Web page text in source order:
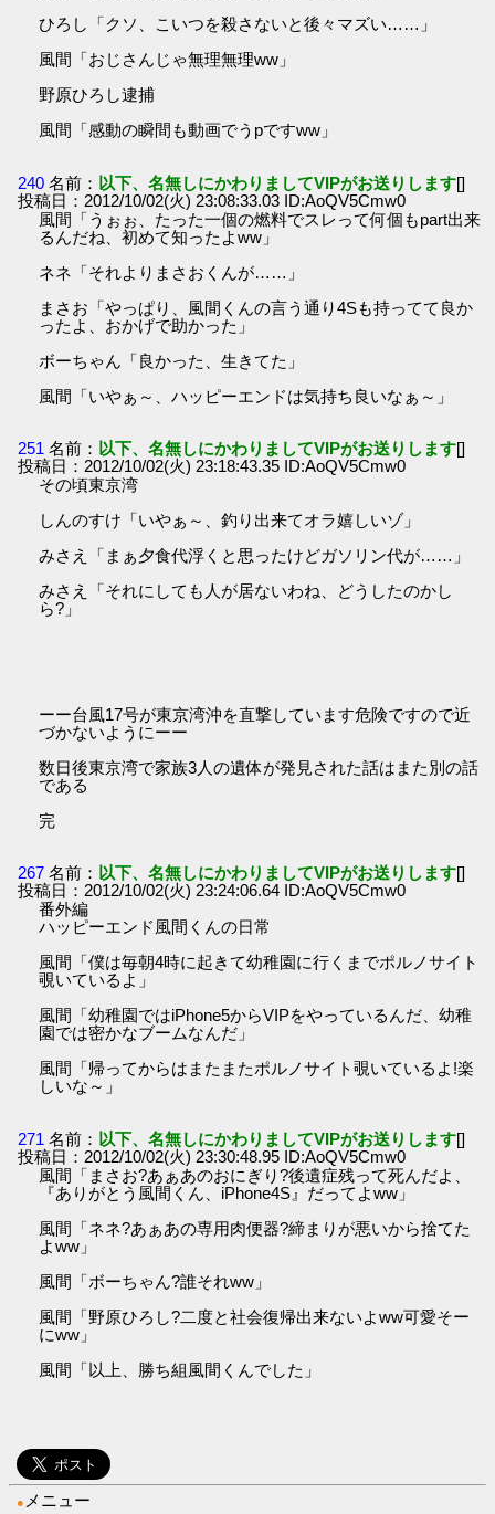
ひろし「クソ、こいつを殺さないと後々マズい……」
風間「おじさんじゃ無理無理ww」
野原ひろし逮捕
風間「感動の瞬間も動画でうpですww」
240 名前： 以下、名無しにかわりましてVIPがお送りします[]
投稿日：2012/10/02(火) 23:08:33.03 ID:AoQV5Cmw0
風間「うぉぉ、たった一個の燃料でスレって何個もpart出来
るんだね、初めて知ったよww」
ネネ「それよりまさおくんが……」
まさお「やっぱり、風間くんの言う通り4Sも持ってて良か
ったよ、おかげで助かった」
ボーちゃん「良かった、生きてた」
風間「いやぁ～、ハッピーエンドは気持ち良いなぁ～」
251 名前： 以下、名無しにかわりましてVIPがお送りします[]
投稿日：2012/10/02(火) 23:18:43.35 ID:AoQV5Cmw0
その頃東京湾
しんのすけ「いやぁ～、釣り出来てオラ嬉しいゾ」
みさえ「まぁ夕食代浮くと思ったけどガソリン代が……」
みさえ「それにしても人が居ないわね、どうしたのかし
ら?」
ーー台風17号が東京湾沖を直撃しています危険ですので近
づかないようにーー
数日後東京湾で家族3人の遺体が発見された話はまた別の話
である
完
267 名前： 以下、名無しにかわりましてVIPがお送りします[]
投稿日：2012/10/02(火) 23:24:06.64 ID:AoQV5Cmw0
番外編
ハッピーエンド風間くんの日常
風間「僕は毎朝4時に起きて幼稚園に行くまでポルノサイト
覗いているよ」
風間「幼稚園ではiPhone5からVIPをやっているんだ、幼稚
園では密かなブームなんだ」
風間「帰ってからはまたまたポルノサイト覗いているよ!楽
しいな～」
271 名前： 以下、名無しにかわりましてVIPがお送りします[]
投稿日：2012/10/02(火) 23:30:48.95 ID:AoQV5Cmw0
風間「まさお?あぁあのおにぎり?後遺症残って死んだよ、
『ありがとう風間くん、iPhone4S』だってよww」
風間「ネネ?あぁあの専用肉便器?締まりが悪いから捨てた
よww」
風間「ボーちゃん?誰それww」
風間「野原ひろし?二度と社会復帰出来ないよww可愛そー
にww」
風間「以上、勝ち組風間くんでした」
● メニュー